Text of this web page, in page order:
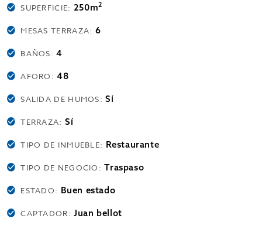
SUPERFICIE: 250m2
MESAS TERRAZA: 6
BAÑOS:4
AFORO:48
SALIDA DE HUMOS:Sí
TERRAZA: Sí
TIPO DE INMUEBLE: Restaurante
TIPO DE NEGOCIO:Traspaso
ESTADO: Buen estado
CAPTADOR:Juan bellot